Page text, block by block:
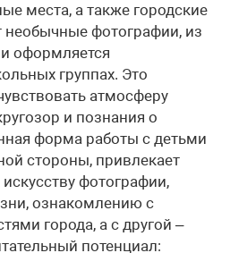
места, а также городские
не­обычные фотографии, из
оформляется
группах. Это
атмосферу
и познания о
форма работы с детьми
стороны, привлекает
фотографии,
ознакомлению с
города, а с другой –
потенциал: